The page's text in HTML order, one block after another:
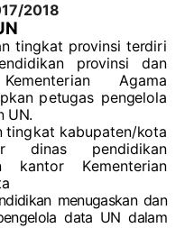
/2018
N
n tingkat provinsi terdiri
didikan provinsi dan
Kementerian Agama
kan petugas pengelola
UN.
tingkat kabupaten/kota
r dinas pendidikan
kantor Kementerian
a
menugaskan dan
data UN dalam